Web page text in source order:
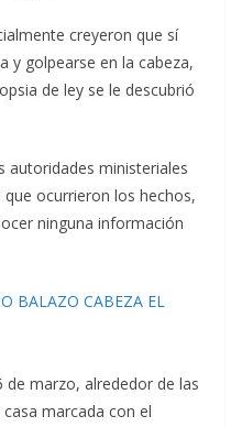
creyeron que sí
y golpearse en la cabeza,
de ley se le descubrió
autoridades ministeriales
ocurrieron los hechos,
ninguna información
marzo, alrededor de las
marcada con el